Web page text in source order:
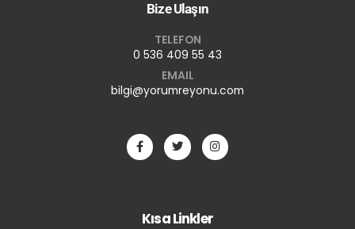
Bize Ulaşın
TELEFON
0 536 409 55 43
EMAIL
bilgi@yorumreyonu.com
Kısa Linkler